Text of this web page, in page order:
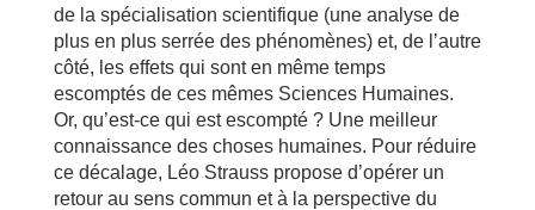
de la spécialisation scientifique (une analyse de
plus en plus serrée des phénomènes) et, de l’autre
côté, les effets qui sont en même temps
escomptés de ces mêmes Sciences Humaines.
Or, qu’est-ce qui est escompté ? Une meilleur
connaissance des choses humaines. Pour réduire
ce décalage, Léo Strauss propose d’opérer un
retour au sens commun et à la perspective du